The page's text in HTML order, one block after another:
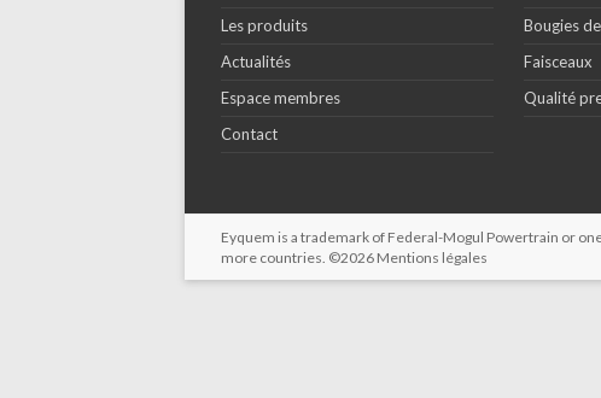
Les produits
Actualités
Espace membres
Contact
Bougies
Faisceaux
Qualité
Eyquem is a trademark of Federal-Mogul Powertrain or
more countries. ©2026 Mentions légales